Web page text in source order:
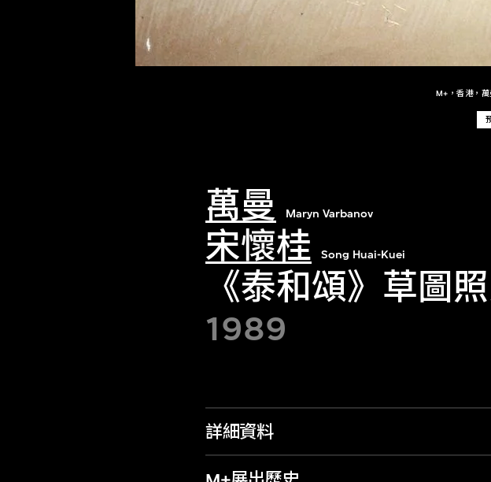
M+，香港，
萬曼 Maryn Varbanov
宋懷桂 Song Huai-Kuei
《泰和頌》草圖
1989
詳細資料